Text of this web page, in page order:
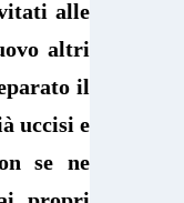
alle
altri
il
uccisi e
se ne